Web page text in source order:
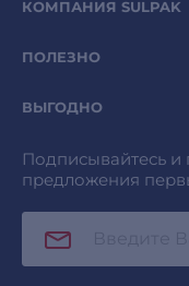
КОМПАНИЯ SULPAK
ПОЛЕЗНО
ВЫГОДНО
Подписывайтесь и
предложения